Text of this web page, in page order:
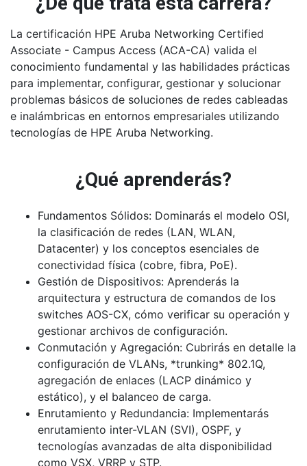
📘 MÓDULO 7 — Redundancia (STP + VSX + VRRP)
STP (RSTP / MSTP equivalencia Cisco)
VSX (tecnología premium de Aruba)
Active Gateway (similar a GLBP pero mejorado)
VRRP
Conexión de switches al cloud
Template management
UI groups
Licenciamiento
📘 MÓDULO 9 — WLAN Fundamentals (AP + Radio)
RF basics
Bandas, canales, dBm, MCS
Aruba AP architecture
AOS10
Roaming
La certificación HPE Aruba Networking Certified
Associate - Campus Access (ACA-CA) valida el
conocimiento fundamental y las habilidades prácticas
para implementar, configurar, gestionar y solucionar
problemas básicos de soluciones de redes cableadas
e inalámbricas en entornos empresariales utilizando
tecnologías de HPE Aruba Networking.
¿Qué aprenderás?
Fundamentos Sólidos: Dominarás el modelo OSI,
la clasificación de redes (LAN, WLAN,
Datacenter) y los conceptos esenciales de
conectividad física (cobre, fibra, PoE).
Gestión de Dispositivos: Aprenderás la
arquitectura y estructura de comandos de los
switches AOS-CX, cómo verificar su operación y
gestionar archivos de configuración.
Conmutación y Agregación: Cubrirás en detalle la
configuración de VLANs, *trunking* 802.1Q,
agregación de enlaces (LACP dinámico y
estático), y el balanceo de carga.
Enrutamiento y Redundancia: Implementarás
enrutamiento inter-VLAN (SVI), OSPF, y
tecnologías avanzadas de alta disponibilidad
como VSX, VRRP y STP.